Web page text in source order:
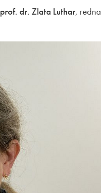
prof. dr. Zlata Luthar,